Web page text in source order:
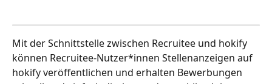
Mit der Schnittstelle zwischen Recruitee und hokify
können Recruitee-Nutzer*innen Stellenanzeigen auf
hokify veröffentlichen und erhalten Bewerbungen